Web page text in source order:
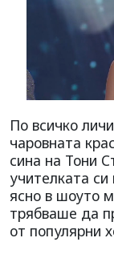
По всичко
чаровната
сина на Тони
учителката
ясно в шоуто
трябваше да
от популярни